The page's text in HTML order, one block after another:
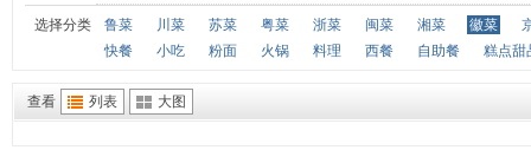
选择分类 鲁菜 川菜 苏菜 粤菜 浙菜 闽菜 湘菜 徽菜
快餐
小吃 粉面 火锅 料理 西餐 自助餐 糕点甜
查看 列表 大图